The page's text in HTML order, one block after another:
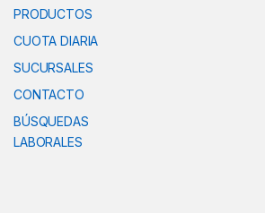
PRODUCTOS
CUOTA DIARIA
SUCURSALES
CONTACTO
BÚSQUEDAS
LABORALES